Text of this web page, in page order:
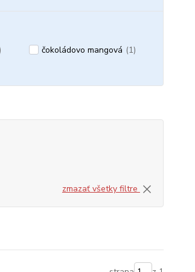
čokoládovo mangová (1)
zmazať všetky filtre